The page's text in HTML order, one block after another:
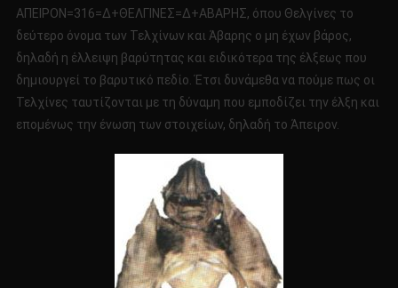
ΑΠΕΙΡΟΝ=316=Δ+ΘΕΛΓΙΝΕΣ=Δ+ΑΒΑΡΗΣ, όπου Θελγίνες το
δεύτερο όνομα των Τελχίνων και Άβαρης ο μη έχων βάρος,
δηλαδή η έλλειψη βαρύτητας και ειδικότερα της έλξεως που
δημιουργεί το βαρυτικό πεδίο. Έτσι δυνάμεθα να πούμε πως οι
Τελχίνες ταυτίζονται με τη δύναμη που εμποδίζει την έλξη και
επομένως την ένωση των στοιχείων, δηλαδή το Άπειρον.